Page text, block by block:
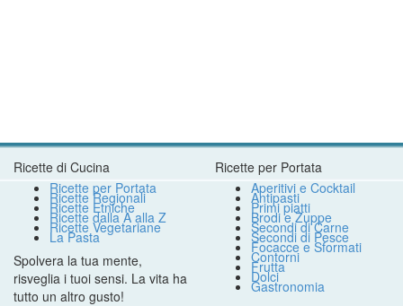
Ricette di Cucina
Ricette per Portata
Ricette Regionali
Ricette Etniche
Ricette dalla A alla Z
Ricette Vegetariane
La Pasta
Spolvera la tua mente,
risveglia i tuoi sensi. La vita ha
tutto un altro gusto!
Ricette per Portata
Aperitivi e Cocktail
Antipasti
Primi piatti
Brodi e Zuppe
Secondi di Carne
Secondi di Pesce
Focacce e Sformati
Contorni
Frutta
Dolci
Gastronomia